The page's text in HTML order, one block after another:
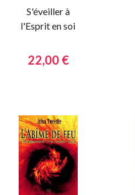
S'éveiller à
l'Esprit en soi
22,00 €